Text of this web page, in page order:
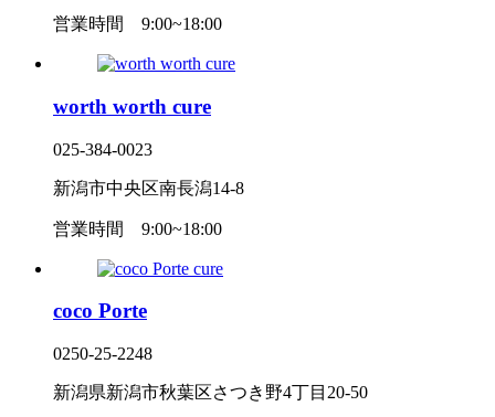
営業時間 9:00~18:00
worth worth cure
025-384-0023
新潟市中央区南長潟14-8
営業時間 9:00~18:00
coco Porte
0250-25-2248
新潟県新潟市秋葉区さつき野4丁目20-50